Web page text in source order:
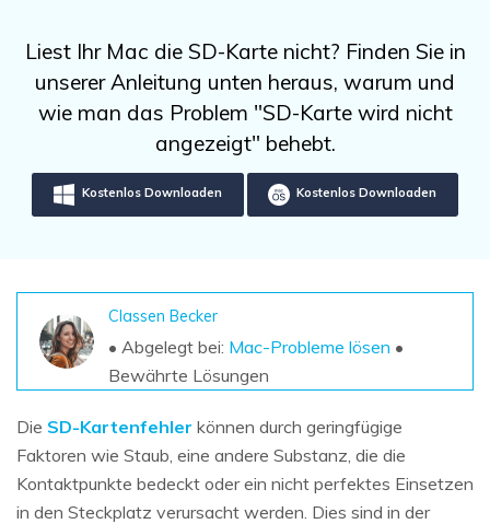
Kostenlos Testen
Recoverit kostenlos
Verlorene/gel?schte Daten kostenlos
Weitere Produkte
Repairit - Datenreparatur
UBackit - Datensicherung
Datenverlust-Szenarien
ALLE FUNKTIONEN ENTDECKEN
Aktuelles Thema
search
Liest Ihr Mac die SD-Karte nicht? Finden Sie in
unserer Anleitung unten heraus, warum und
wie man das Problem "SD-Karte wird nicht
angezeigt" behebt.
Kostenlos Downloaden Kostenlos Downloaden
Classen Becker
• Abgelegt bei: Mac-Probleme lösen •
Bewährte Lösungen
Die SD-Kartenfehler können durch geringfügige
Faktoren wie Staub, eine andere Substanz, die die
Kontaktpunkte bedeckt oder ein nicht perfektes Einsetzen
in den Steckplatz verursacht werden. Dies sind in der